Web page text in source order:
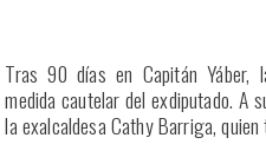
Tras 90 días en Capitán Yáber,
medida cautelar del exdiputado. A
la exalcaldesa Cathy Barriga,